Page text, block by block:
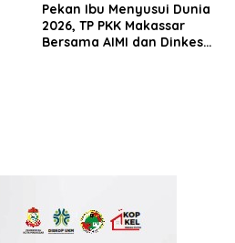
Pekan Ibu Menyusui Dunia
2026, TP PKK Makassar
Bersama AIMI dan Dinkes